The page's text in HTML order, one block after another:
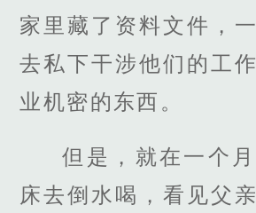
家里藏了资料文件，
去私下干涉他们的工
业机密的东西。
但是，就在一个
床去倒水喝，看见父